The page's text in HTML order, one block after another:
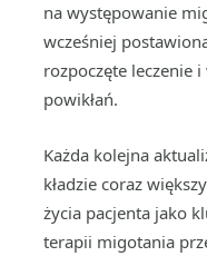
na występowanie
wcześniej
rozpoczęte leczenie
powikłań.
Każda kolejna
kładzie coraz
życia pacjenta jako
terapii migotania